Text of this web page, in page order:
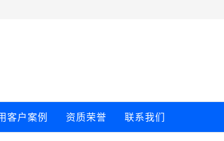
客户案例 资质荣誉 联系我们